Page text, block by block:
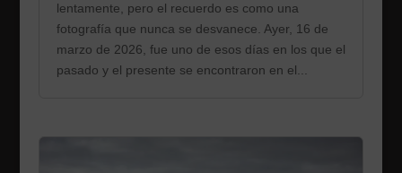
lentamente, pero el recuerdo es como una
fotografía que nunca se desvanece. Ayer, 16 de
marzo de 2026, fue uno de esos días en los que el
pasado y el presente se encontraron en el...